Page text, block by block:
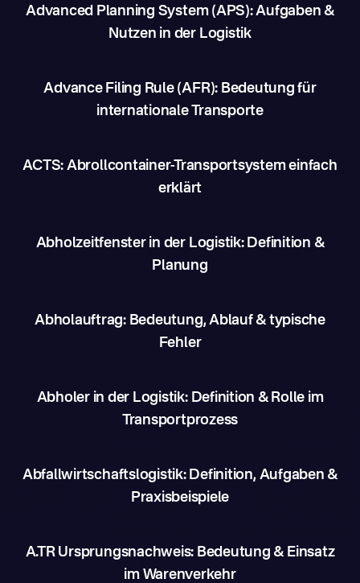
Advanced Planning System (APS): Aufgaben &
Nutzen in der Logistik
Advance Filing Rule (AFR): Bedeutung für
internationale Transporte
ACTS: Abrollcontainer-Transportsystem einfach
erklärt
Abholzeitfenster in der Logistik: Definition &
Planung
Abholauftrag: Bedeutung, Ablauf & typische
Fehler
Abholer in der Logistik: Definition & Rolle im
Transportprozess
Abfallwirtschaftslogistik: Definition, Aufgaben &
Praxisbeispiele
A.TR Ursprungsnachweis: Bedeutung & Einsatz
im Warenverkehr